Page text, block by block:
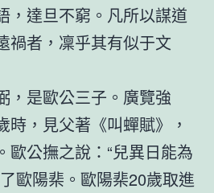
，達旦不窮。凡所以謀道
禍者，凜乎其有似于文
，是歐公三子。廣覽強
時，見父著《叫蟬賦》，
歐公撫之說：“兒異日能為
歐陽棐。歐陽棐20歲取進